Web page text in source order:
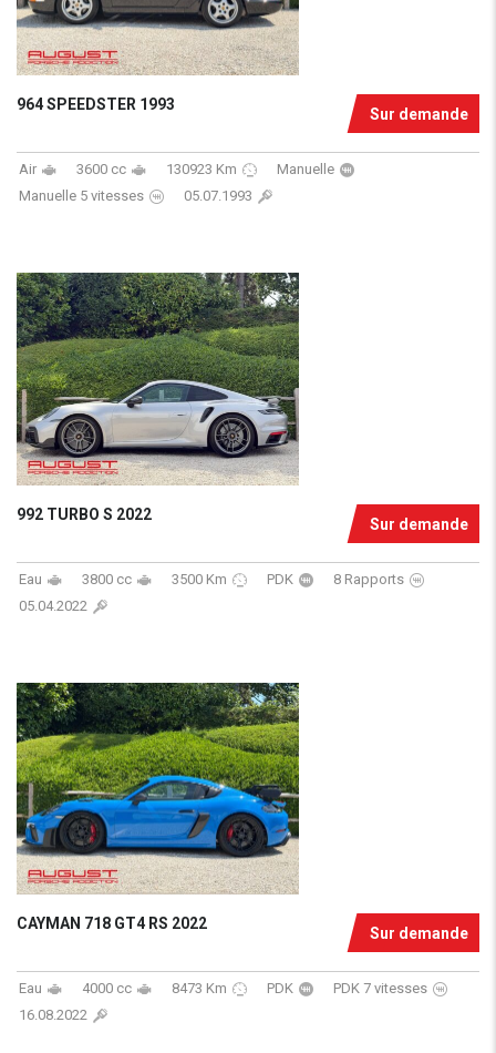
Sur demande
964 SPEEDSTER 1993
Air 3600 cc 130923 Km
Manuelle
Manuelle 5 vitesses
05.07.1993
Sur demande
992 TURBO S 2022
Eau 3800 cc 3500 Km PDK
8 Rapports
05.04.2022
Sur demande
CAYMAN 718 GT4 RS 2022
Eau 4000 cc 8473 Km PDK
PDK 7 vitesses
16.08.2022